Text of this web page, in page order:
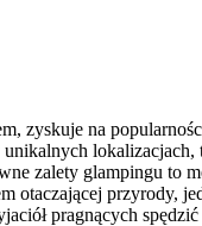
zyskuje na
zalety glampingu to
otaczającej przyrody,
pragnących